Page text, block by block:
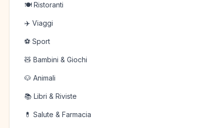
🍽️ Ristoranti
✈️ Viaggi
⚽ Sport
🧸 Bambini & Giochi
🐶 Animali
📚 Libri & Riviste
💊 Salute & Farmacia